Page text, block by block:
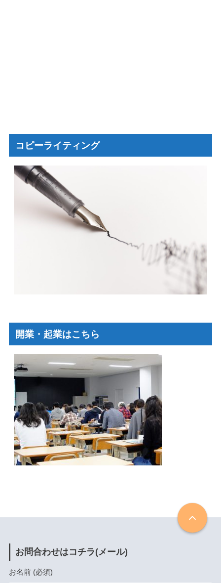
コピーライティング
開業・起業はこちら
お問合わせはコチラ(メール)
お名前 (必須)